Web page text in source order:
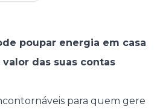
poupar energia em casa
das suas contas
para quem gere